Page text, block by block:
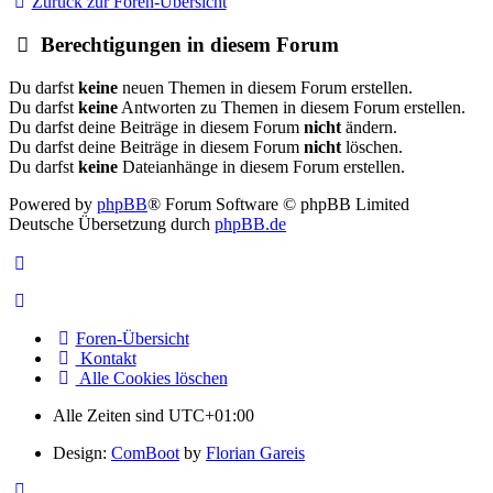
Berechtigungen in diesem Forum
Du darfst keine neuen Themen in diesem Forum erstellen.
Du darfst keine Antworten zu Themen in diesem Forum erstellen.
Du darfst deine Beiträge in diesem Forum nicht ändern.
Du darfst deine Beiträge in diesem Forum nicht löschen.
Du darfst keine Dateianhänge in diesem Forum erstellen.
Powered by phpBB® Forum Software © phpBB Limited
Deutsche Übersetzung durch phpBB.de
Foren-Übersicht
Kontakt
Alle Cookies löschen
Alle Zeiten sind UTC+01:00
Design: ComBoot by Florian Gareis